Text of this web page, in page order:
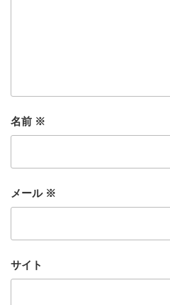
名前 ※
メール ※
サイト